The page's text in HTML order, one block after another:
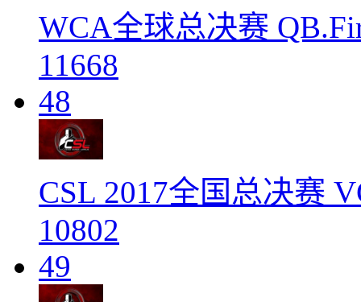
WCA全球总决赛
11668
48
CSL 2017全国总决赛
10802
49